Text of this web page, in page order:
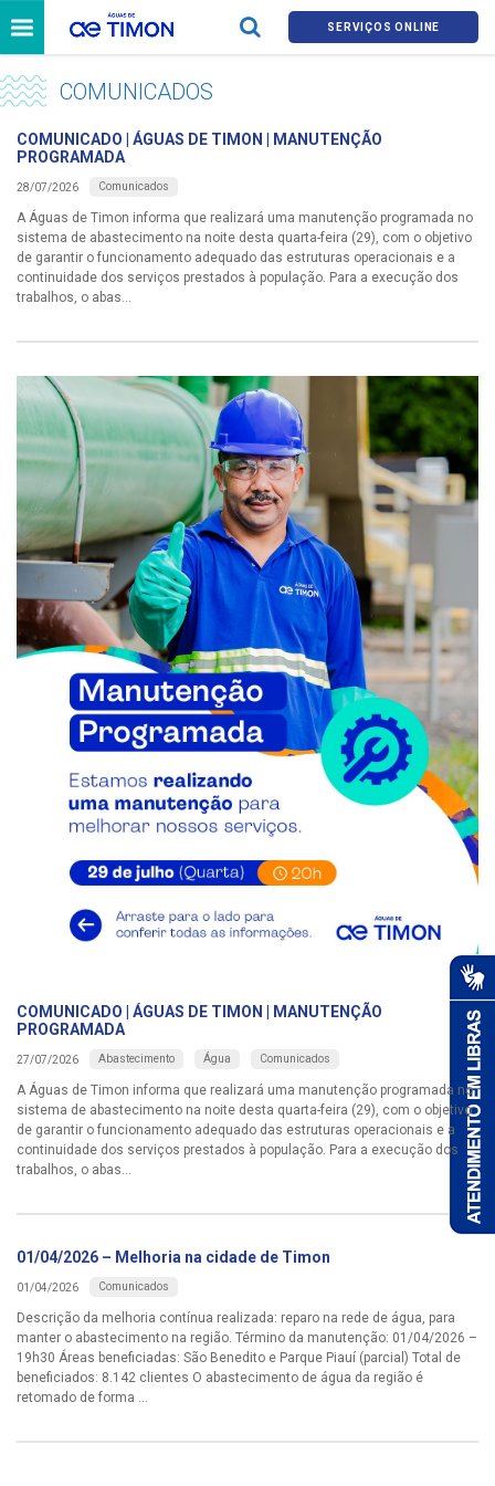
SERVIÇOS ONLINE
COMUNICADOS
COMUNICADO | ÁGUAS DE TIMON | MANUTENÇÃO
PROGRAMADA
28/07/2026 Comunicados
A Águas de Timon informa que realizará uma manutenção programada no
sistema de abastecimento na noite desta quarta-feira (29), com o objetivo
de garantir o funcionamento adequado das estruturas operacionais e a
continuidade dos serviços prestados à população. Para a execução dos
trabalhos, o abas...
COMUNICADO | ÁGUAS DE TIMON | MANUTENÇÃO
PROGRAMADA
27/07/2026 Abastecimento Água Comunicados
A Águas de Timon informa que realizará uma manutenção programada no
sistema de abastecimento na noite desta quarta-feira (29), com o objetivo
de garantir o funcionamento adequado das estruturas operacionais e a
continuidade dos serviços prestados à população. Para a execução dos
trabalhos, o abas...
01/04/2026 – Melhoria na cidade de Timon
01/04/2026 Comunicados
Descrição da melhoria contínua realizada: reparo na rede de água, para
manter o abastecimento na região. Término da manutenção: 01/04/2026 –
19h30 Áreas beneficiadas: São Benedito e Parque Piauí (parcial) Total de
beneficiados: 8.142 clientes O abastecimento de água da região é
retomado de forma ...